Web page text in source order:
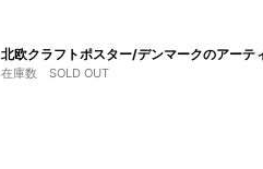
北欧クラフトポスター/デンマークのアー
在庫数 SOLD OUT